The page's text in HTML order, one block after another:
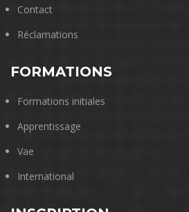
Contact
Réclamations
FORMATIONS
Formations initiales
Apprentissage
Vae
International